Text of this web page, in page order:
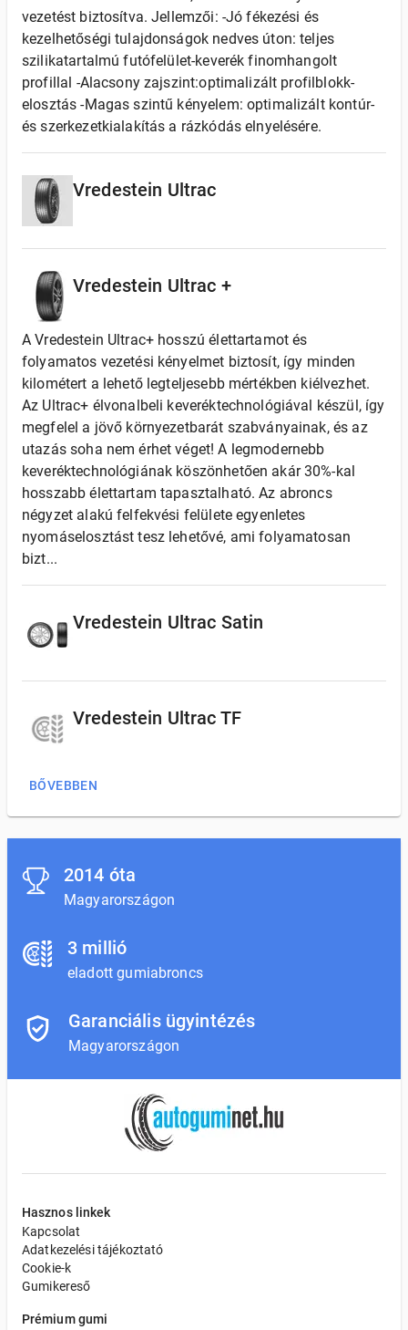
vezetést biztosítva. Jellemzői: -Jó fékezési és
kezelhetőségi tulajdonságok nedves úton: teljes
szilikatartalmú futófelület-keverék finomhangolt
profillal -Alacsony zajszint:optimalizált profilblokk-
elosztás -Magas szintű kényelem: optimalizált kontúr-
és szerkezetkialakítás a rázkódás elnyelésére.
Vredestein Ultrac
Vredestein Ultrac +
A Vredestein Ultrac+ hosszú élettartamot és
folyamatos vezetési kényelmet biztosít, így minden
kilométert a lehető legteljesebb mértékben kiélvezhet.
Az Ultrac+ élvonalbeli keveréktechnológiával készül, így
megfelel a jövő környezetbarát szabványainak, és az
utazás soha nem érhet véget! A legmodernebb
keveréktechnológiának köszönhetően akár 30%-kal
hosszabb élettartam tapasztalható. Az abroncs
négyzet alakú felfekvési felülete egyenletes
nyomáselosztást tesz lehetővé, ami folyamatosan
bizt...
Vredestein Ultrac Satin
Vredestein Ultrac TF
BŐVEBBEN
2014 óta
Magyarországon
3 millió
eladott gumiabroncs
Garanciális ügyintézés
Magyarországon
Hasznos linkek
Kapcsolat
Adatkezelési tájékoztató
Cookie-k
Gumikereső
Prémium gumi